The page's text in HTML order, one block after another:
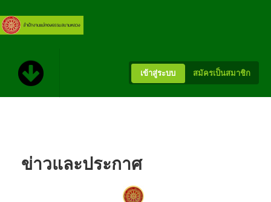
เข้าสู่ระบบ สมัครเป็นสมาชิก
บทความ
ข่าวและประกาศ